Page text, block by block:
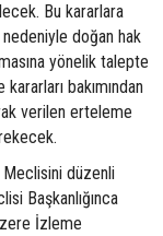
Bu kararlara
doğan hak
yönelik talepte
bakımından
verilen erteleme
Meclisini düzenli
Başkanlığınca
İzleme